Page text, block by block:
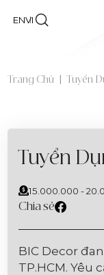
ENVI
Trang Chủ Tuyển
Tuyển
15.000.000 -
Chia sẻ
BIC Decor
TP.HCM. Yêu